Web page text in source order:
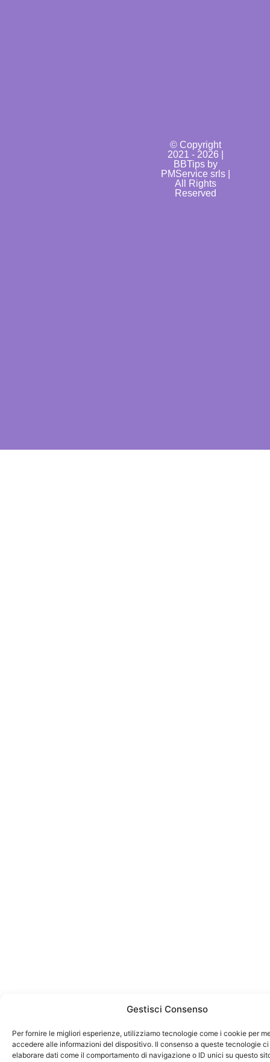
Gestisci Consenso
Per fornire le migliori esperienze, utilizziamo tecnologie come i cookie per
accedere alle informazioni del dispositivo. Il consenso a queste tecnologie
elaborare dati come il comportamento di navigazione o ID unici su questo
© Copyright
2021 - 2026 |
BBTips by
PMService srls |
All Rights
Reserved